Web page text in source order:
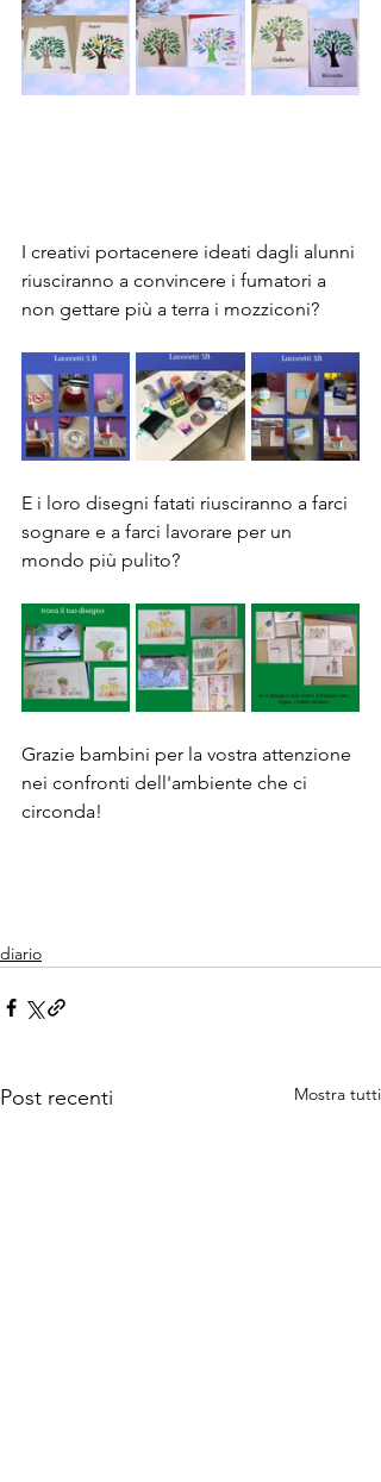
I creativi portacenere ideati dagli alunni
riusciranno a convincere i fumatori a
non gettare più a terra i mozziconi?
E i loro disegni fatati riusciranno a farci
sognare e a farci lavorare per un
mondo più pulito?
Grazie bambini per la vostra attenzione
nei confronti dell'ambiente che ci
circonda!
diario
Post recenti Mostra tutti